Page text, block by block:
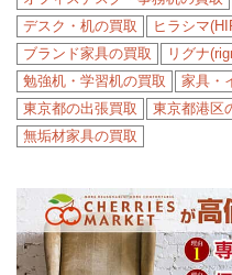
デスク・机の買取
ヒラシマ
ブランド家具の買取
リグナ
勉強机・学習机の買取
家具・
東京都の出張買取
東京都港区
無垢材家具の買取